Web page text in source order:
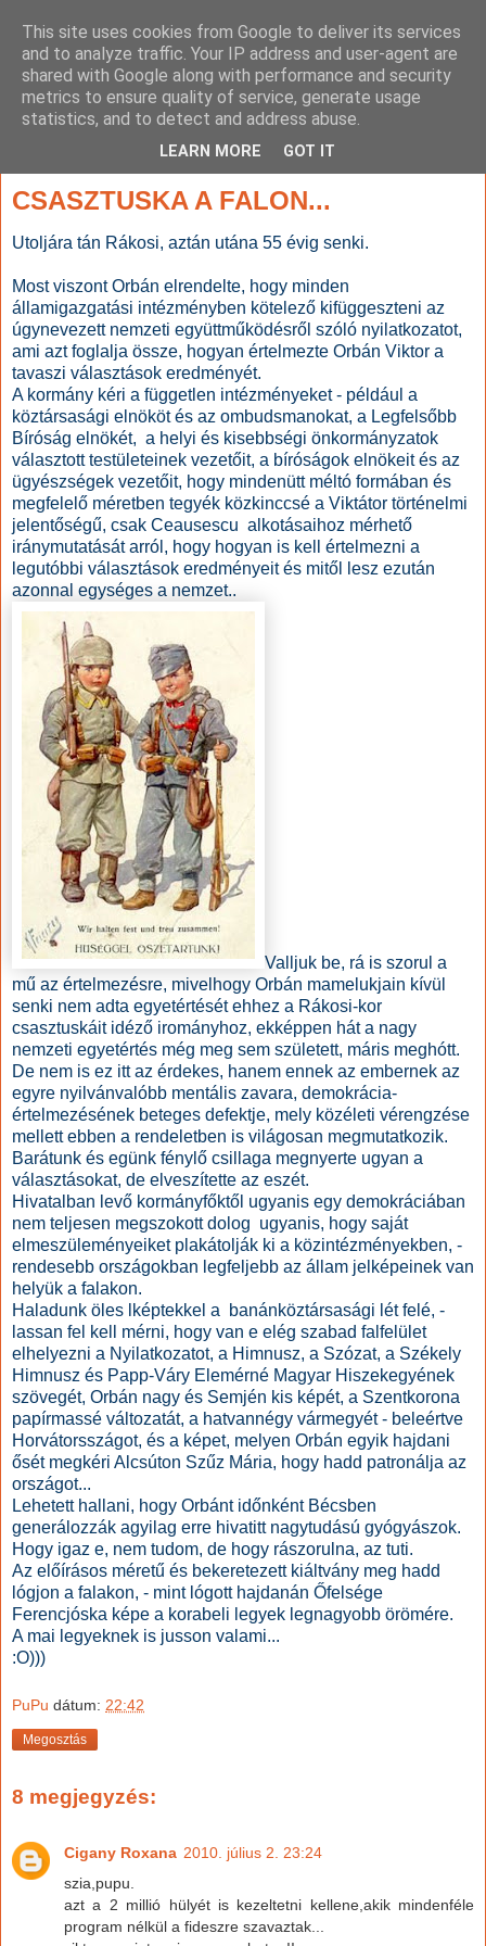
CSASZTUSKA A FALON...
Utoljára tán Rákosi, aztán utána 55 évig senki.
Most viszont Orbán elrendelte, hogy minden
államigazgatási intézményben kötelező kifüggeszteni az
úgynevezett nemzeti együttműködésről szóló nyilatkozatot,
ami azt foglalja össze, hogyan értelmezte Orbán Viktor a
tavaszi választások eredményét.
A kormány kéri a független intézményeket - például a
köztársasági elnököt és az ombudsmanokat, a Legfelsőbb
Bíróság elnökét, a helyi és kisebbségi önkormányzatok
választott testületeinek vezetőit, a bíróságok elnökeit és az
ügyészségek vezetőit, hogy mindenütt méltó formában és
megfelelő méretben tegyék közkinccsé a Viktátor történelmi
jelentőségű, csak Ceausescu alkotásaihoz mérhető
iránymutatását arról, hogy hogyan is kell értelmezni a
legutóbbi választások eredményeit és mitől lesz ezután
azonnal egységes a nemzet..
Valljuk be, rá is szorul a
mű az értelmezésre, mivelhogy Orbán mamelukjain kívül
senki nem adta egyetértését ehhez a Rákosi-kor
csasztuskáit idéző irományhoz, ekképpen hát a nagy
nemzeti egyetértés még meg sem született, máris meghótt.
De nem is ez itt az érdekes, hanem ennek az embernek az
egyre nyilvánvalóbb mentális zavara, demokrácia-
értelmezésének beteges defektje, mely közéleti vérengzése
mellett ebben a rendeletben is világosan megmutatkozik.
Barátunk és egünk fénylő csillaga megnyerte ugyan a
választásokat, de elveszítette az eszét.
Hivatalban levő kormányfőktől ugyanis egy demokráciában
nem teljesen megszokott dolog ugyanis, hogy saját
elmeszüleményeiket plakátolják ki a közintézményekben, -
rendesebb országokban legfeljebb az állam jelképeinek van
helyük a falakon.
Haladunk öles lképtekkel a banánköztársasági lét felé, -
lassan fel kell mérni, hogy van e elég szabad falfelület
elhelyezni a Nyilatkozatot, a Himnusz, a Szózat, a Székely
Himnusz és Papp-Váry Elemérné Magyar Hiszekegyének
szövegét, Orbán nagy és Semjén kis képét, a Szentkorona
papírmassé változatát, a hatvannégy vármegyét - beleértve
Horvátorsszágot, és a képet, melyen Orbán egyik hajdani
ősét megkéri Alcsúton Szűz Mária, hogy hadd patronálja az
országot...
Lehetett hallani, hogy Orbánt időnként Bécsben
generálozzák agyilag erre hivatitt nagytudású gyógyászok.
Hogy igaz e, nem tudom, de hogy rászorulna, az tuti.
Az előírásos méretű és bekeretezett kiáltvány meg hadd
lógjon a falakon, - mint lógott hajdanán Őfelsége
Ferencjóska képe a korabeli legyek legnagyobb örömére.
A mai legyeknek is jusson valami...
:O)))
PuPu dátum: 22:42
Megosztás
8 megjegyzés:
Cigany Roxana 2010. július 2. 23:24
szia,pupu.
azt a 2 millió hülyét is kezeltetni kellene,akik mindenféle
program nélkül a fideszre szavaztak...
This site uses cookies from Google to deliver its services
and to analyze traffic. Your IP address and user-agent are
shared with Google along with performance and security
metrics to ensure quality of service, generate usage
statistics, and to detect and address abuse.
LEARN MORE GOT IT